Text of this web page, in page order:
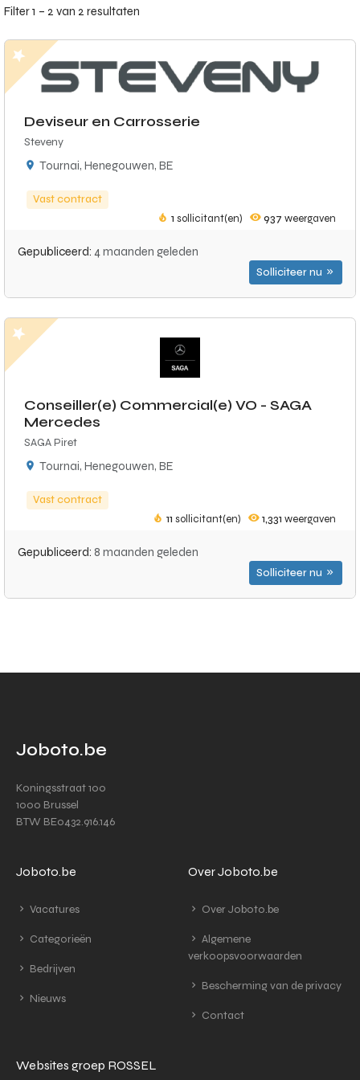
Filter 1 – 2 van 2 resultaten
Deviseur en Carrosserie
Steveny
Tournai, Henegouwen, BE
Vast contract
1 sollicitant(en) 937 weergaven
Gepubliceerd: 4 maanden geleden
Solliciteer nu
Conseiller(e) Commercial(e) VO - SAGA
Mercedes
SAGA Piret
Tournai, Henegouwen, BE
Vast contract
11 sollicitant(en) 1,331 weergaven
Gepubliceerd: 8 maanden geleden
Solliciteer nu
Joboto.be
Koningsstraat 100
1000 Brussel
BTW BE0432.916.146
Joboto.be
Vacatures
Categorieën
Bedrijven
Nieuws
Over Joboto.be
Over Joboto.be
Algemene
verkoopsvoorwaarden
Bescherming van de privacy
Contact
Websites groep ROSSEL